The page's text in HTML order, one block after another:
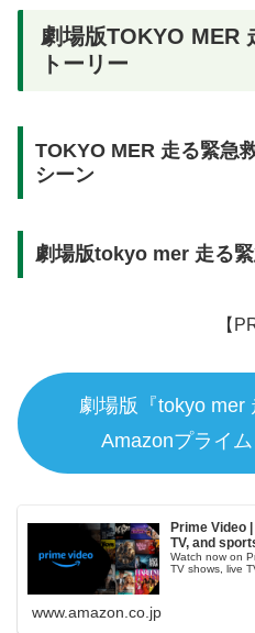
劇場版TOKYO MER
トーリー
TOKYO MER 走る緊急
シーン
劇場版tokyo mer 走る
【
劇場版『tokyo mer
Amazonプライ
Prime Video
TV, and
Watch now on
TV shows, live
www.amazon.co.jp